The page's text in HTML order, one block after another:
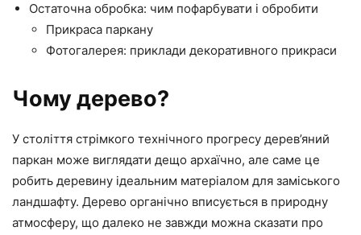
Остаточна обробка: чим пофарбувати і обробити
Прикраса паркану
Фотогалерея: приклади декоративного прикраси
Чому дерево?
У століття стрімкого технічного прогресу дерев’яний
паркан може виглядати дещо архаїчно, але саме це
робить деревину ідеальним матеріалом для заміського
ландшафту. Дерево органічно вписується в природну
атмосферу, що далеко не завжди можна сказати про